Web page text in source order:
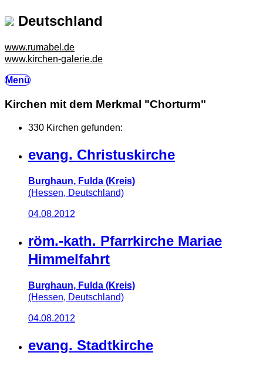
Deutschland
www.rumabel.de
www.kirchen-galerie.de
Menü
Kirchen mit dem Merkmal "Chorturm"
330 Kirchen gefunden:
evang. Christuskirche
Burghaun, Fulda (Kreis)
(Hessen, Deutschland)
04.08.2012
röm.-kath. Pfarrkirche Mariae
Himmelfahrt
Burghaun, Fulda (Kreis)
(Hessen, Deutschland)
04.08.2012
evang. Stadtkirche